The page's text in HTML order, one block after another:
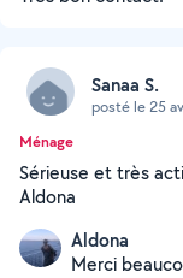
Sanaa S.
posté le 25
Ménage
Sérieuse et très
Aldona
Aldona
Merci